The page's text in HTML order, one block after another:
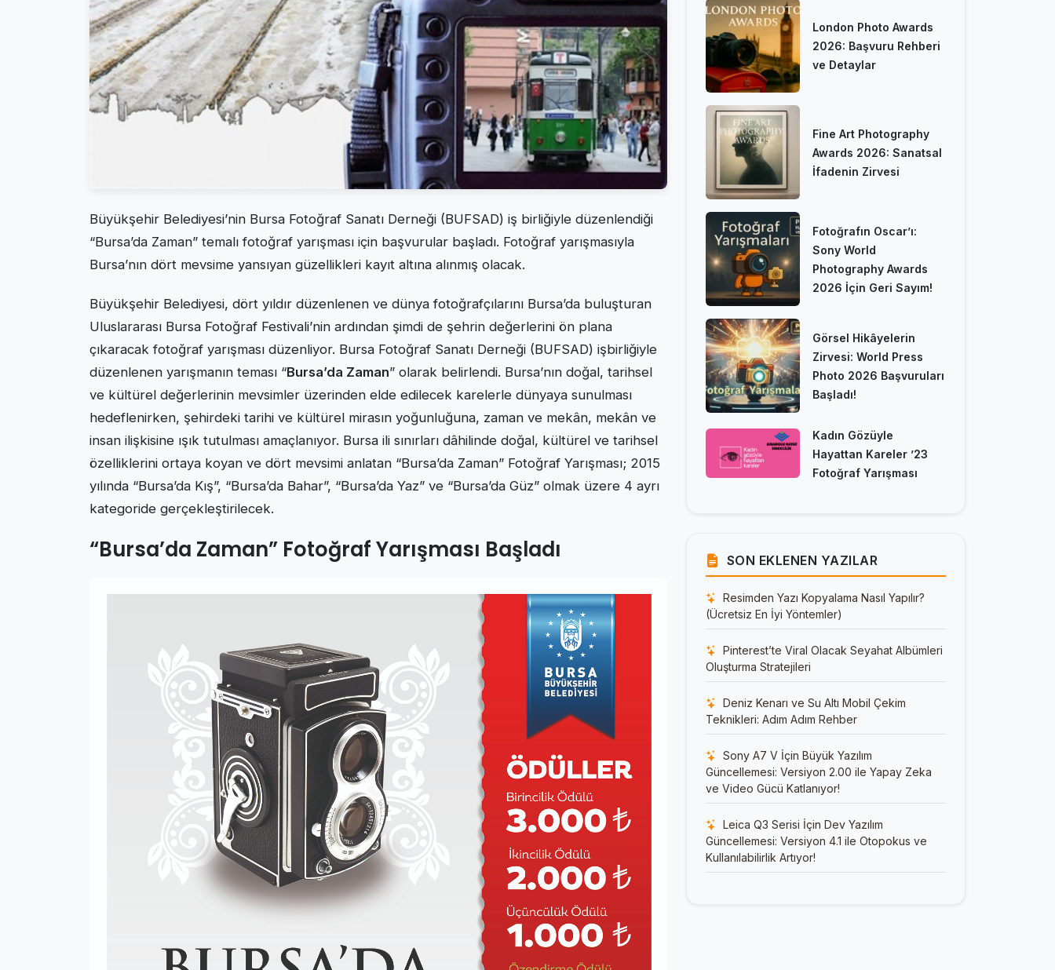
Büyükşehir Belediyesi’nin Bursa Fotoğraf Sanatı Derneği (BUFSAD) iş birliğiyle düzenlendiği
“Bursa’da Zaman” temalı fotoğraf yarışması için başvurular başladı. Fotoğraf yarışmasıyla
Bursa’nın dört mevsime yansıyan güzellikleri kayıt altına alınmış olacak.
Büyükşehir Belediyesi, dört yıldır düzenlenen ve dünya fotoğrafçılarını Bursa’da buluşturan
Uluslararası Bursa Fotoğraf Festivali’nin ardından şimdi de şehrin değerlerini ön plana
çıkaracak fotoğraf yarışması düzenliyor. Bursa Fotoğraf Sanatı Derneği (BUFSAD) işbirliğiyle
düzenlenen yarışmanın teması “Bursa’da Zaman” olarak belirlendi. Bursa’nın doğal, tarihsel
ve kültürel değerlerinin mevsimler üzerinden elde edilecek karelerle dünyaya sunulması
hedeflenirken, şehirdeki tarihi ve kültürel mirasın yoğunluğuna, zaman ve mekân, mekân ve
insan ilişkisine ışık tutulması amaçlanıyor. Bursa ili sınırları dâhilinde doğal, kültürel ve tarihsel
özelliklerini ortaya koyan ve dört mevsimi anlatan “Bursa’da Zaman” Fotoğraf Yarışması; 2015
yılında “Bursa’da Kış”, “Bursa’da Bahar”, “Bursa’da Yaz” ve “Bursa’da Güz” olmak üzere 4 ayrı
kategoride gerçekleştirilecek.
“Bursa’da Zaman” Fotoğraf Yarışması Başladı
London Photo Awards
2026: Başvuru Rehberi
ve Detaylar
Fine Art Photography
Awards 2026: Sanatsal
İfadenin Zirvesi
Fotoğrafın Oscar’ı:
Sony World
Photography Awards
2026 İçin Geri Sayım!
Görsel Hikâyelerin
Zirvesi: World Press
Photo 2026 Başvuruları
Başladı!
Kadın Gözüyle
Hayattan Kareler ’23
Fotoğraf Yarışması
SON EKLENEN YAZILAR
Resimden Yazı Kopyalama Nasıl Yapılır?
(Ücretsiz En İyi Yöntemler)
Pinterest’te Viral Olacak Seyahat Albümleri
Oluşturma Stratejileri
Deniz Kenarı ve Su Altı Mobil Çekim
Teknikleri: Adım Adım Rehber
Sony A7 V İçin Büyük Yazılım
Güncellemesi: Versiyon 2.00 ile Yapay Zeka
ve Video Gücü Katlanıyor!
Leica Q3 Serisi İçin Dev Yazılım
Güncellemesi: Versiyon 4.1 ile Otopokus ve
Kullanılabilirlik Artıyor!